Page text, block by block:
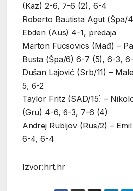
(Kaz) 2-6, 7-6 (2), 6-4
Roberto Bautista Agut (Špa/
Ebden (Aus) 4-1, predaja
Marton Fucsovics (Mađ) –
Busta (Špa/6) 6-7 (5), 6-3,
Dušan Lajović (Srb/11) –
5, 6-2
Taylor Fritz (SAD/15) –
(Gru) 4-6, 6-3, 7-6 (4)
Andrej Rubljov (Rus/2) –
6-4, 6-4
Izvor:hrt.hr